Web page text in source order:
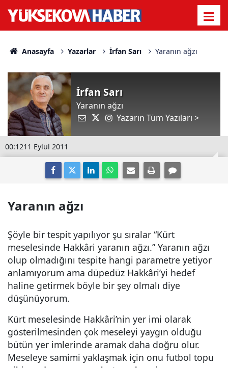
Anasayfa Yazarlar İrfan Sarı Yaranın ağzı
İrfan Sarı
Yaranın ağzı
Yazarın Tüm Yazıları >
00:1211 Eylül 2011
Yaranın ağzı
Şöyle bir tespit yapılıyor şu sıralar “Kürt
meselesinde Hakkâri yaranın ağzı.” Yaranın ağzı
olup olmadığını tespite hangi parametre yetiyor
anlamıyorum ama düpedüz Hakkâri’yi hedef
haline getirmek böyle bir şey olmalı diye
düşünüyorum.
Kürt meselesinde Hakkâri’nin yer imi olarak
gösterilmesinden çok meseleyi yaygın olduğu
bütün yer imlerinde aramak daha doğru olur.
Meseleye samimi yaklaşmak için onu futbol topu